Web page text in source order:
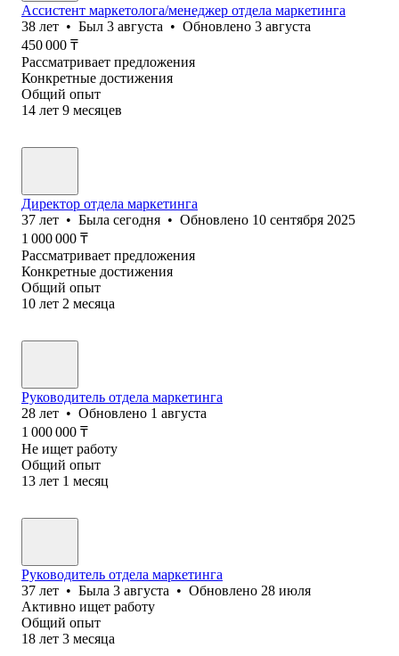
Ассистент маркетолога/менеджер отдела маркетинга
38 лет • Был 3 августа • Обновлено 3 августа
450 000 ₸
Рассматривает предложения
Конкретные достижения
Общий опыт
14 лет 9 месяцев
Директор отдела маркетинга
37 лет • Была сегодня • Обновлено 10 сентября 2025
1 000 000 ₸
Рассматривает предложения
Конкретные достижения
Общий опыт
10 лет 2 месяца
Руководитель отдела маркетинга
28 лет • Обновлено 1 августа
1 000 000 ₸
Не ищет работу
Общий опыт
13 лет 1 месяц
Руководитель отдела маркетинга
37 лет • Была 3 августа • Обновлено 28 июля
Активно ищет работу
Общий опыт
18 лет 3 месяца